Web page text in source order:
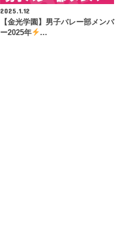
2025.1.12
【金光学園】男子バレー部メンバ
ー2025年
…